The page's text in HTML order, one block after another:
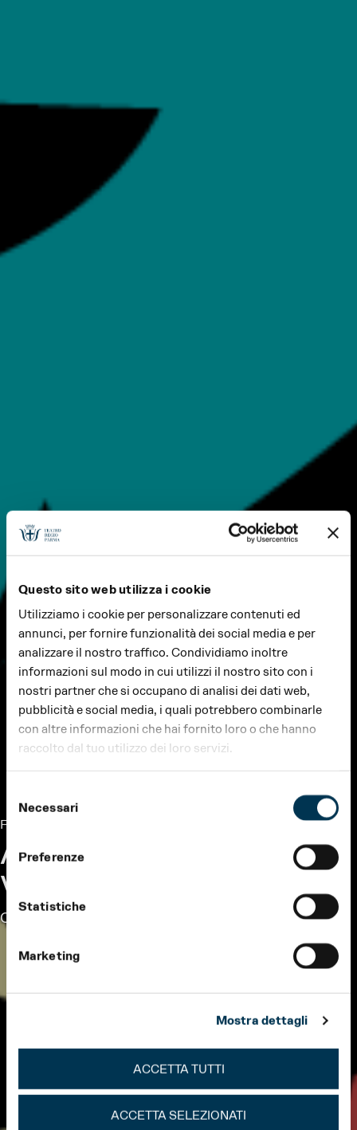
Questo sito web utilizza i cookie
Utilizziamo i cookie per personalizzare contenuti ed
annunci, per fornire funzionalità dei social media e per
analizzare il nostro traffico. Condividiamo inoltre
informazioni sul modo in cui utilizzi il nostro sito con i
nostri partner che si occupano di analisi dei dati web,
pubblicità e social media, i quali potrebbero combinarle
con altre informazioni che hai fornito loro o che hanno
raccolto dal tuo utilizzo dei loro servizi.
del
consenso
Necessari
Preferenze
Statistiche
Marketing
Mostra dettagli
ACCETTA TUTTI
ACCETTA SELEZIONATI
Formazione
ACCADEMIA
VERDIANA
Corso di alto perfezionamento in repertorio verdiano